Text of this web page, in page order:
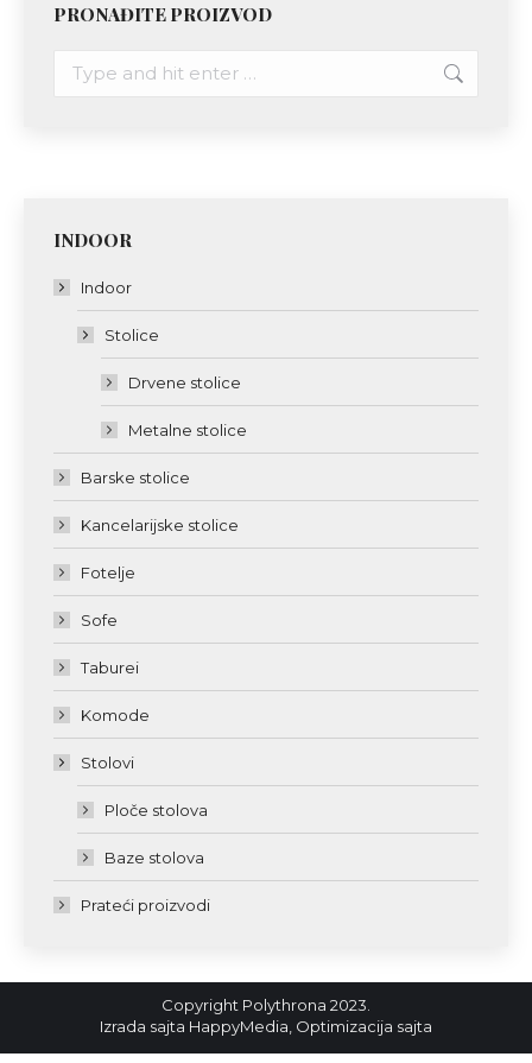
PRONAĐITE PROIZVOD
INDOOR
Indoor
Stolice
Drvene stolice
Metalne stolice
Barske stolice
Kancelarijske stolice
Fotelje
Sofe
Taburei
Komode
Stolovi
Ploče stolova
Baze stolova
Prateći proizvodi
Copyright Polythrona 2023.
Izrada sajta HappyMedia Optimizacija sajta